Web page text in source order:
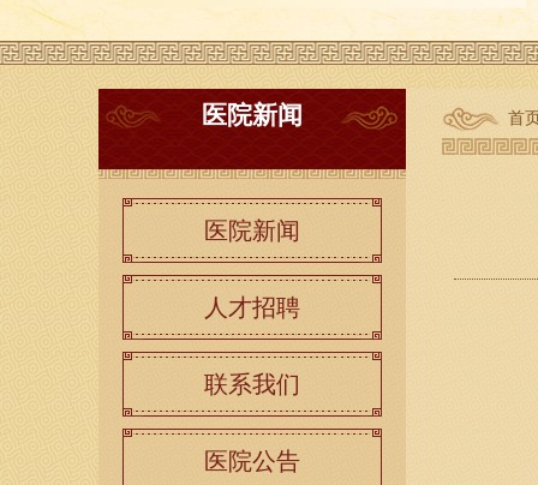
首
医院新闻
医院新闻
人才招聘
联系我们
医院公告